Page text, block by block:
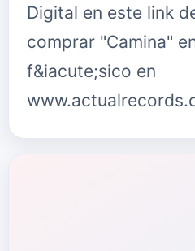
Digital en este link
comprar "Camina"
f&iacute;sico en